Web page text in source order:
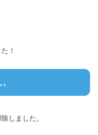
！
しました。